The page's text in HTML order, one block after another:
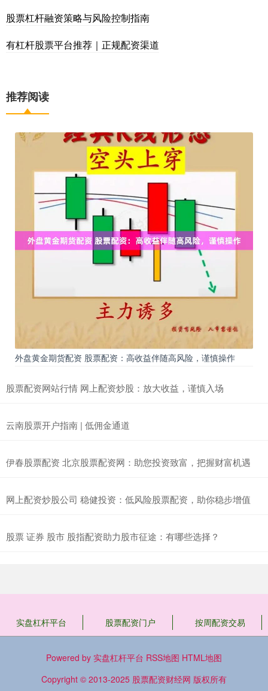
股票杠杆融资策略与风险控制指南
有杠杆股票平台推荐｜正规配资渠道
推荐阅读
外盘黄金期货配资 股票配资：高收益伴随高风险，谨慎操作
股票配资网站行情 网上配资炒股：放大收益，谨慎入场
云南股票开户指南 | 低佣金通道
伊春股票配资 北京股票配资网：助您投资致富，把握财富机遇
网上配资炒股公司 稳健投资：低风险股票配资，助你稳步增值
股票 证券 股市 股指配资助力股市征途：有哪些选择？
实盘杠杆平台 股票配资门户 按周配资交易
Powered by 实盘杠杆平台 RSS地图 HTML地图
Copyright © 2013-2025 股票配资财经网 版权所有